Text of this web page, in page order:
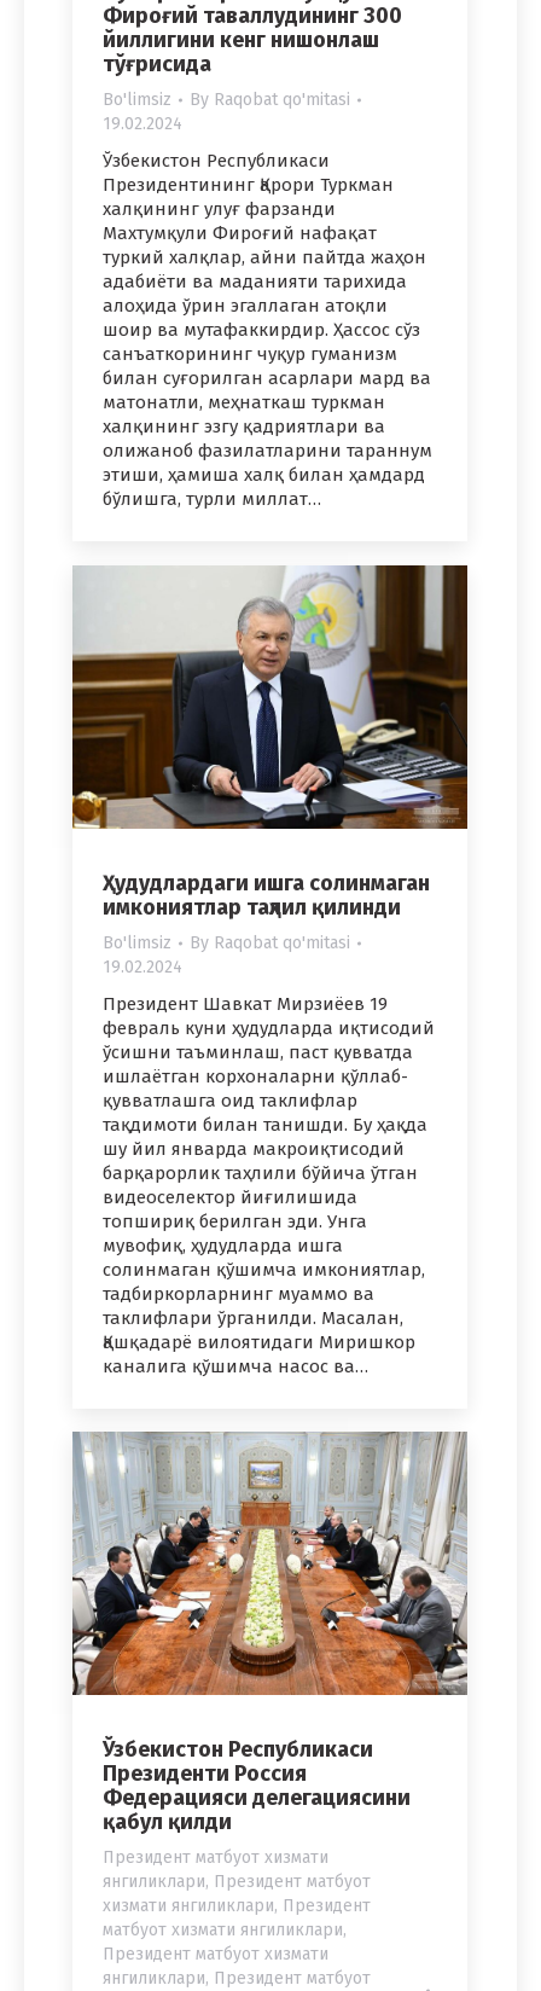
Фироғий таваллудининг 300
йиллигини кенг нишонлаш
тўғрисида
Bo'limsiz By Raqobat qo'mitasi
19.02.2024
Ўзбекистон Республикаси
Президентининг Қарори Туркман
халқининг улуғ фарзанди
Махтумқули Фироғий нафақат
туркий халқлар, айни пайтда жаҳон
адабиёти ва маданияти тарихида
алоҳида ўрин эгаллаган атоқли
шоир ва мутафаккирдир. Ҳассос сўз
санъаткорининг чуқур гуманизм
билан суғорилган асарлари мард ва
матонатли, меҳнаткаш туркман
халқининг эзгу қадриятлари ва
олижаноб фазилатларини тараннум
этиши, ҳамиша халқ билан ҳамдард
бўлишга, турли миллат…
Ҳудудлардаги ишга солинмаган
имкониятлар таҳлил қилинди
Bo'limsiz By Raqobat qo'mitasi
19.02.2024
Президент Шавкат Мирзиёев 19
февраль куни ҳудудларда иқтисодий
ўсишни таъминлаш, паст қувватда
ишлаётган корхоналарни қўллаб-
қувватлашга оид таклифлар
тақдимоти билан танишди. Бу ҳақда
шу йил январда макроиқтисодий
барқарорлик таҳлили бўйича ўтган
видеоселектор йиғилишида
топшириқ берилган эди. Унга
мувофиқ, ҳудудларда ишга
солинмаган қўшимча имкониятлар,
тадбиркорларнинг муаммо ва
таклифлари ўрганилди. Масалан,
Қашқадарё вилоятидаги Миришкор
каналига қўшимча насос ва…
Ўзбекистон Республикаси
Президенти Россия
Федерацияси делегациясини
қабул қилди
Президент матбуот хизмати
янгиликлари, Президент матбуот
хизмати янгиликлари, Президент
матбуот хизмати янгиликлари,
Президент матбуот хизмати
янгиликлари, Президент матбуот